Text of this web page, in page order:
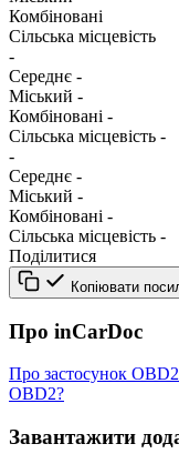
Комбіновані
Сільська місцевість
-
Середнє -
Міський -
Комбіновані -
Сільська місцевість -
-
Середнє -
Міський -
Комбіновані -
Сільська місцевість -
Поділитися
Копіювати
Про inCarDoc
Про застосунок OBD2
OBD2?
Завантажити